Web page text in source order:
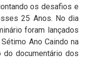
os desafios e
25 Anos. No dia
foram lançados
Ano Caindo na
do documentário dos